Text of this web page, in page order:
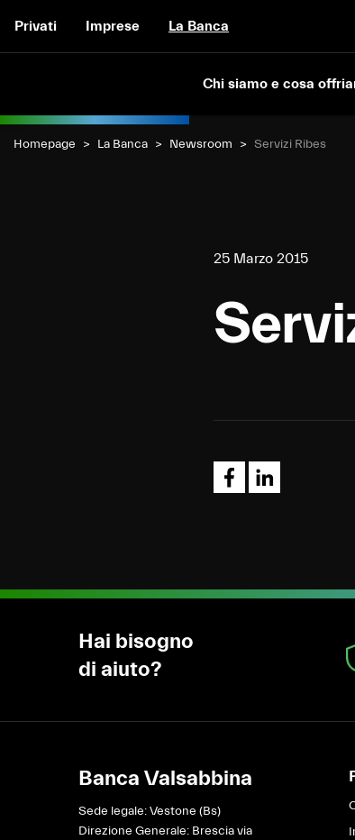
Vai al contenuto
Privati Imprese La Banca
Chi siamo e cosa
Homepage La Banca Newsroom Current:
Servizi Ribes
25 Marzo 2015
Hai bisogno
di aiuto?
Banca Valsabbina
Sede legale: Vestone (Bs)
Direzione Generale: Brescia via